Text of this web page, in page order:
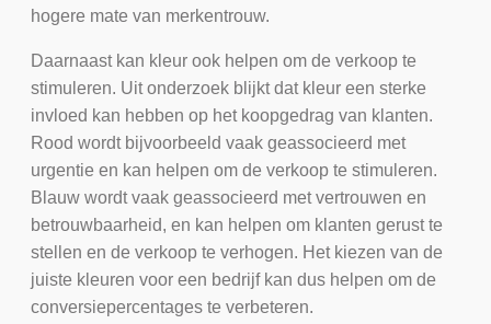
hogere mate van merkentrouw.
Daarnaast kan kleur ook helpen om de verkoop te
stimuleren. Uit onderzoek blijkt dat kleur een sterke
invloed kan hebben op het koopgedrag van klanten.
Rood wordt bijvoorbeeld vaak geassocieerd met
urgentie en kan helpen om de verkoop te stimuleren.
Blauw wordt vaak geassocieerd met vertrouwen en
betrouwbaarheid, en kan helpen om klanten gerust te
stellen en de verkoop te verhogen. Het kiezen van de
juiste kleuren voor een bedrijf kan dus helpen om de
conversiepercentages te verbeteren.